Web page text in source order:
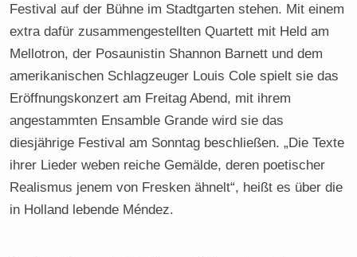
Festival auf der Bühne im Stadtgarten stehen. Mit einem
extra dafür zusammengestellten Quartett mit Held am
Mellotron, der Posaunistin Shannon Barnett und dem
amerikanischen Schlagzeuger Louis Cole spielt sie das
Eröffnungskonzert am Freitag Abend, mit ihrem
angestammten Ensamble Grande wird sie das
diesjährige Festival am Sonntag beschließen. „Die Texte
ihrer Lieder weben reiche Gemälde, deren poetischer
Realismus jenem von Fresken ähnelt“, heißt es über die
in Holland lebende Méndez.